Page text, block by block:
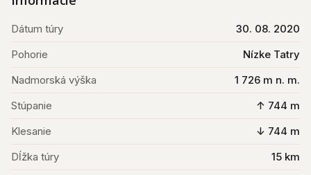
Dátum túry
30. 08. 2020
Pohorie
Nízke Tatry
Nadmorská výška
1 726 m n. m.
Stúpanie
↑ 744 m
Klesanie
↓ 744 m
Dĺžka túry
15 km